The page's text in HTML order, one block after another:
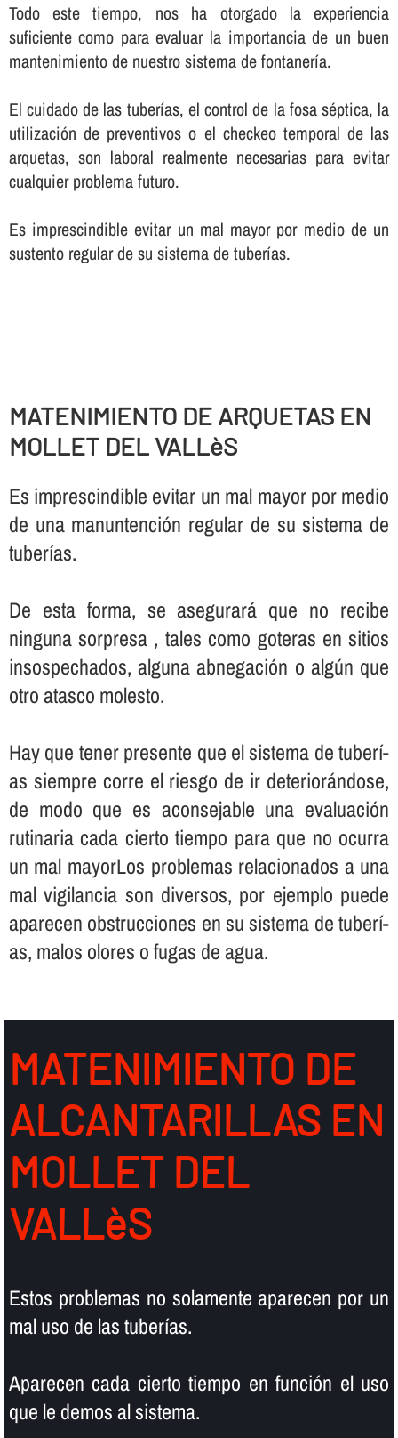
Todo este tiempo, nos ha otorgado la experiencia
suficiente como para evaluar la importancia de un buen
mantenimiento de nuestro sistema de fontanerí­a.
El cuidado de las tuberí­as, el control de la fosa séptica, la
utilización de preventivos o el checkeo temporal de las
arquetas, son laboral realmente necesarias para evitar
cualquier problema futuro.
Es imprescindible evitar un mal mayor por medio de un
sustento regular de su sistema de tuberí­as.
MATENIMIENTO DE ARQUETAS EN
MOLLET DEL VALLèS
Es imprescindible evitar un mal mayor por medio
de una manuntención regular de su sistema de
tuberí­as.
De esta forma, se asegurará que no recibe
ninguna sorpresa , tales como goteras en sitios
insospechados, alguna abnegación o algún que
otro atasco molesto.
Hay que tener presente que el sistema de tuberí­
as siempre corre el riesgo de ir deteriorándose,
de modo que es aconsejable una evaluación
rutinaria cada cierto tiempo para que no ocurra
un mal mayorLos problemas relacionados a una
mal vigilancia son diversos, por ejemplo puede
aparecen obstrucciones en su sistema de tuberí­
as, malos olores o fugas de agua.
MATENIMIENTO DE
ALCANTARILLAS EN
MOLLET DEL
VALLèS
Estos problemas no solamente aparecen por un
mal uso de las tuberí­as.
Aparecen cada cierto tiempo en función el uso
que le demos al sistema.